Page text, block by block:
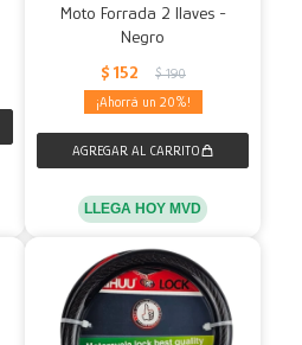
Moto Forrada 2 llaves -
Negro
$ 152 $ 190
20
LLEGA HOY MVD